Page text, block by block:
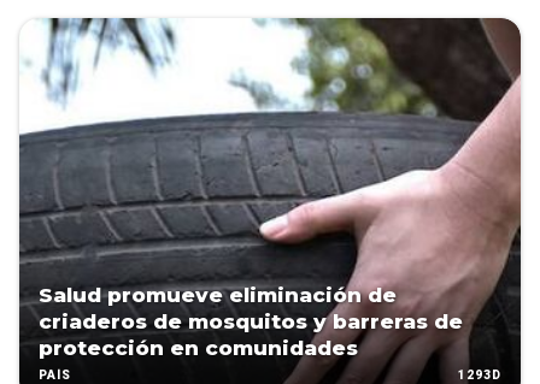
Salud promueve eliminación de
criaderos de mosquitos y barreras de
protección en comunidades
PAÍS 1293D